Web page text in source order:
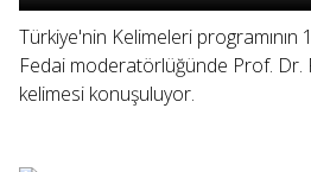
Türkiye'nin Kelimeleri programının
Fedai moderatörlüğünde Prof. Dr.
kelimesi konuşuluyor.